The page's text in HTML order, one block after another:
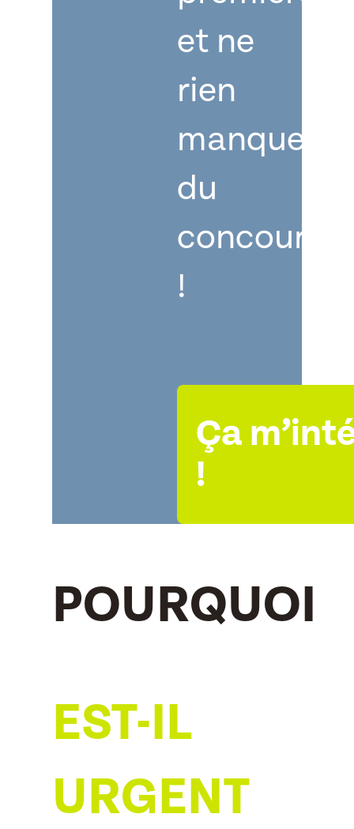
et ne
rien
manquer
du
concours
!
Ça
!
POURQUOI
EST-IL
URGENT